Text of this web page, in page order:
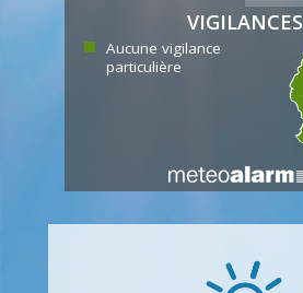
VIGILANCES
Aucune vigilance
particulière